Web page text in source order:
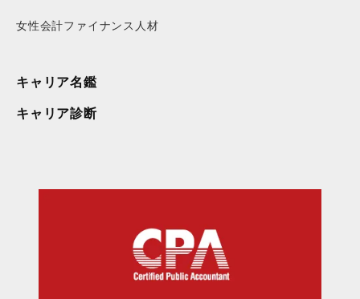
女性会計ファイナンス人材
キャリア名鑑
キャリア診断